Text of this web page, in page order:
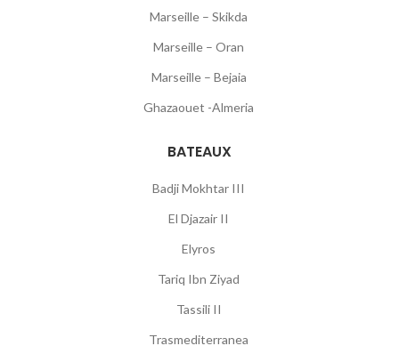
Marseille – Skikda
Marseille – Oran
Marseille – Bejaia
Ghazaouet -Almeria
BATEAUX
Badji Mokhtar III
El Djazair II
Elyros
Tariq Ibn Ziyad
Tassili II
Trasmediterranea